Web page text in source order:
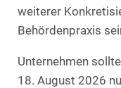
weiterer
Behördenpraxis
Unternehmen
18. August 2026